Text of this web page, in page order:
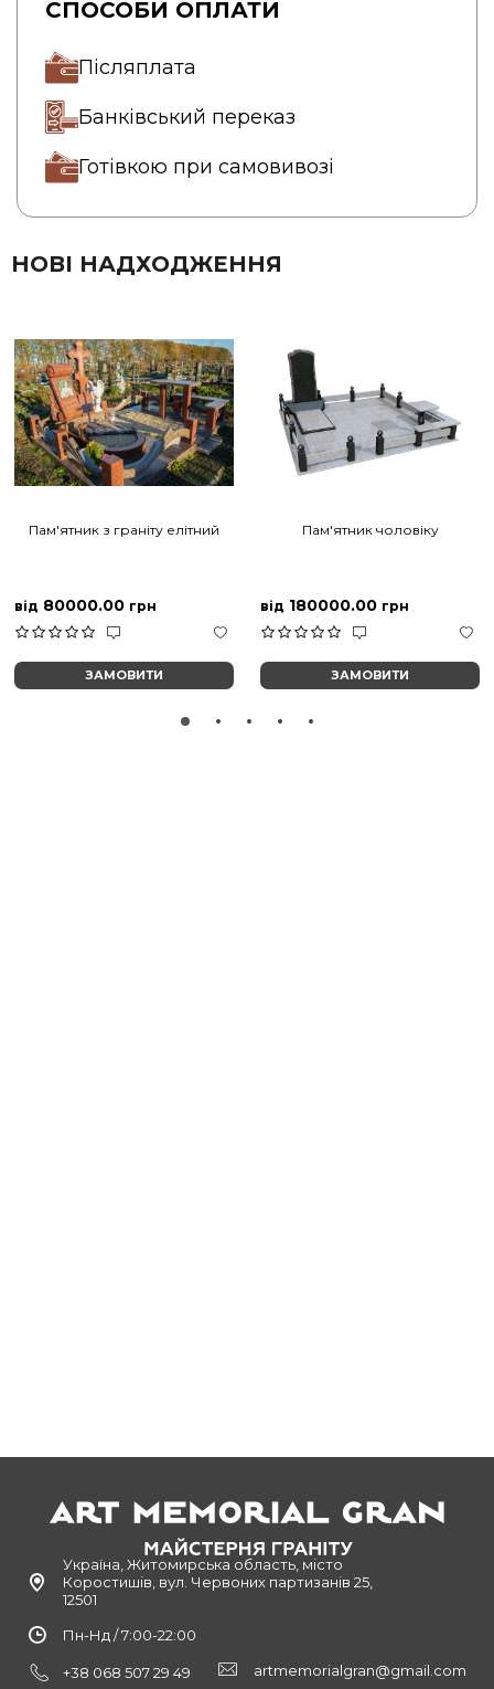
СПОСОБИ ОПЛАТИ
Післяплата
Банківський переказ
Готівкою при самовивозі
НОВІ НАДХОДЖЕННЯ
Пам'ятник з граніту елітний
від 80000.00 грн
ЗАМОВИТИ
Пам'ятник чоловіку
від 180000.00 грн
ЗАМОВИТИ
Україна, Житомирська область, місто
Коростишів, вул. Червоних партизанів 25,
12501
Пн-Нд / 7:00-22:00
+38 068 507 29 49 artmemorialgran@gmail.com